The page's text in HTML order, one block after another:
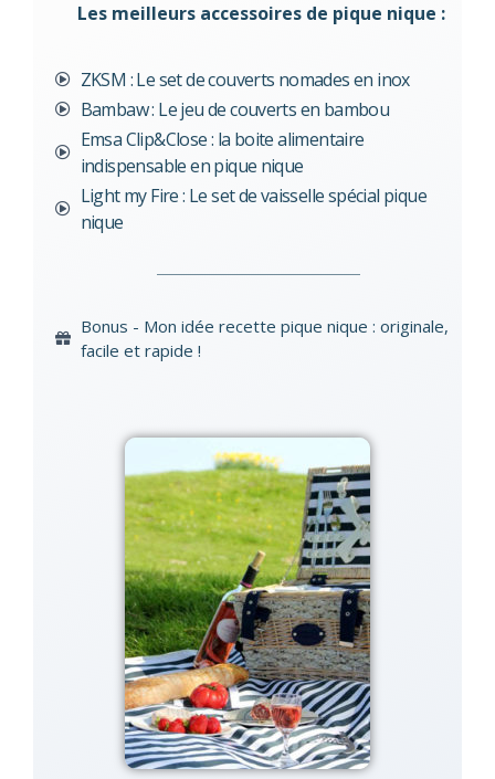
Les meilleurs accessoires de pique nique :
ZKSM : Le set de couverts nomades en inox
Bambaw : Le jeu de couverts en bambou
Emsa Clip&Close : la boite alimentaire
indispensable en pique nique
Light my Fire : Le set de vaisselle spécial pique
nique
Bonus - Mon idée recette pique nique : originale,
facile et rapide !